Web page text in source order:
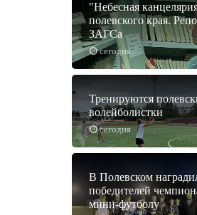
сегодня
"Небесная
полевского края.
ЗАГСа
сегодня
Тренируются
волейболистки
В Полевском
победителей
мини-футболу